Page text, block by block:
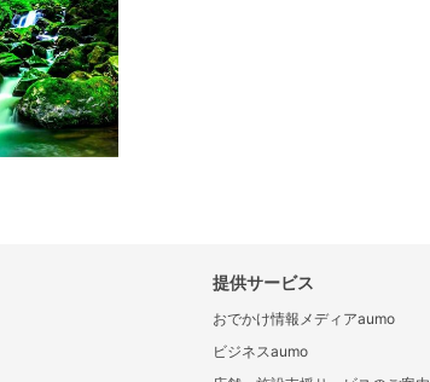
提供サービス
おでかけ情報メディアaumo
ビジネスaumo